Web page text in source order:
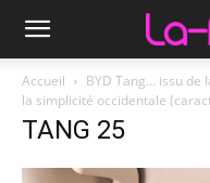
Accueil
BYD Tang… issu de
la simplicité occidentale
TANG 25